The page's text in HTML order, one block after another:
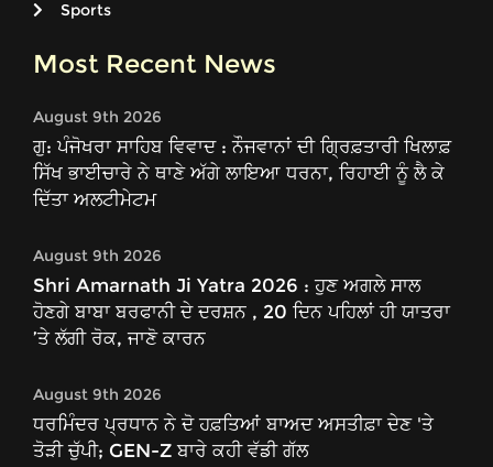
Sports
Most Recent News
August 9th 2026
ਗੁ: ਪੰਜੋਖਰਾ ਸਾਹਿਬ ਵਿਵਾਦ : ਨੌਜਵਾਨਾਂ ਦੀ ਗ੍ਰਿਫ਼ਤਾਰੀ ਖਿਲਾਫ਼
ਸਿੱਖ ਭਾਈਚਾਰੇ ਨੇ ਥਾਣੇ ਅੱਗੇ ਲਾਇਆ ਧਰਨਾ, ਰਿਹਾਈ ਨੂੰ ਲੈ ਕੇ
ਦਿੱਤਾ ਅਲਟੀਮੇਟਮ
August 9th 2026
Shri Amarnath Ji Yatra 2026 : ਹੁਣ ਅਗਲੇ ਸਾਲ
ਹੋਣਗੇ ਬਾਬਾ ਬਰਫਾਨੀ ਦੇ ਦਰਸ਼ਨ , 20 ਦਿਨ ਪਹਿਲਾਂ ਹੀ ਯਾਤਰਾ
’ਤੇ ਲੱਗੀ ਰੋਕ, ਜਾਣੋ ਕਾਰਨ
August 9th 2026
ਧਰਮਿੰਦਰ ਪ੍ਰਧਾਨ ਨੇ ਦੋ ਹਫ਼ਤਿਆਂ ਬਾਅਦ ਅਸਤੀਫ਼ਾ ਦੇਣ 'ਤੇ
ਤੋੜੀ ਚੁੱਪੀ; GEN-Z ਬਾਰੇ ਕਹੀ ਵੱਡੀ ਗੱਲ